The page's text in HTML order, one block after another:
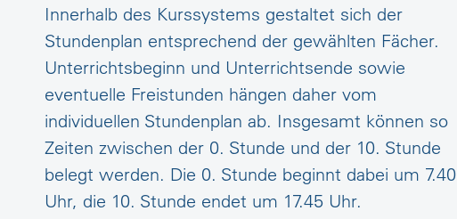
Innerhalb des Kurssystems gestaltet sich der
Stundenplan entsprechend der gewählten Fächer.
Unterrichtsbeginn und Unterrichtsende sowie
eventuelle Freistunden hängen daher vom
individuellen Stundenplan ab. Insgesamt können so
Zeiten zwischen der 0. Stunde und der 10. Stunde
belegt werden. Die 0. Stunde beginnt dabei um 7.40
Uhr, die 10. Stunde endet um 17.45 Uhr.